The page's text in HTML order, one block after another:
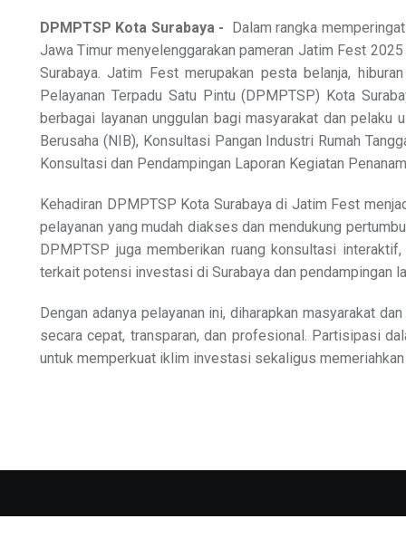
DPMPTSP Kota Surabaya - Dalam rangka
Jawa Timur menyelenggarakan pameran Jatim Fest
Surabaya. Jatim Fest merupakan pesta belanja,
Pelayanan Terpadu Satu Pintu (DPMPTSP) Kota
berbagai layanan unggulan bagi masyarakat dan pelaku
Berusaha (NIB), Konsultasi Pangan Industri Rumah
Konsultasi dan Pendampingan Laporan Kegiatan
Kehadiran DPMPTSP Kota Surabaya di Jatim Fest
pelayanan yang mudah diakses dan mendukung
DPMPTSP juga memberikan ruang konsultasi
terkait potensi investasi di Surabaya dan pendampingan
Dengan adanya pelayanan ini, diharapkan masyarakat
secara cepat, transparan, dan profesional. Partisipasi
untuk memperkuat iklim investasi sekaligus